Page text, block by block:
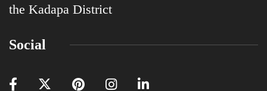
the Kadapa District
Social